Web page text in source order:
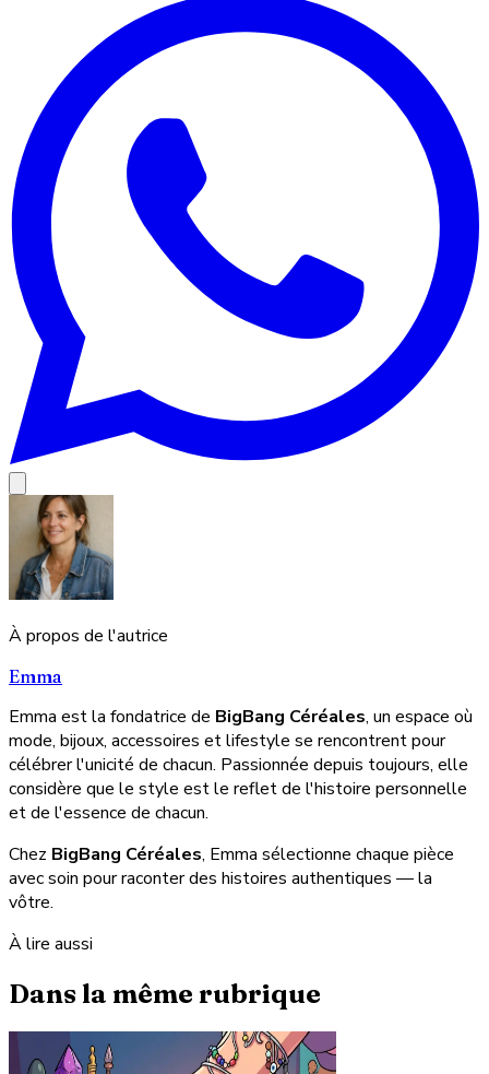
À propos de l'autrice
Emma
Emma est la fondatrice de BigBang Céréales, un espace où
mode, bijoux, accessoires et lifestyle se rencontrent pour
célébrer l'unicité de chacun. Passionnée depuis toujours, elle
considère que le style est le reflet de l'histoire personnelle
et de l'essence de chacun.
Chez BigBang Céréales, Emma sélectionne chaque pièce
avec soin pour raconter des histoires authentiques — la
vôtre.
À lire aussi
Dans la même rubrique